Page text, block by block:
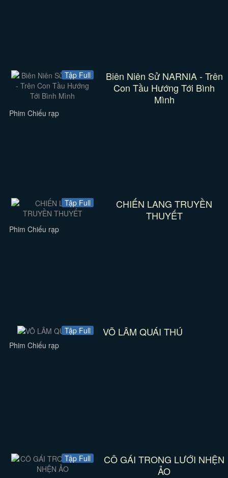
Tập Full
Biên Niên Sử NARNIA - Trên
Con Tầu Hướng Tới Bình
Mình
Phim Chiếu rạp
Tập Full
CHIẾN LANG TRUYỀN
THUYẾT
Phim Chiếu rạp
Tập Full VÕ LÂM QUÁI THÚ
Phim Chiếu rạp
Tập Full
CÔ GÁI TRONG LƯỚI NHỆN
ẢO